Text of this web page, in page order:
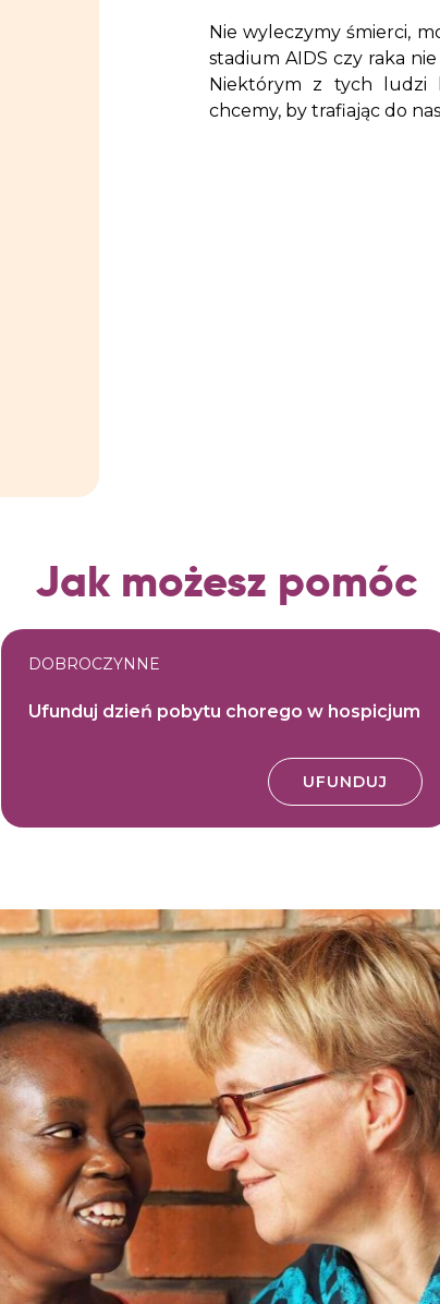
Nie wyleczymy śmierci,
stadium AIDS czy raka
Niektórym z tych ludzi
chcemy, by trafiając do
Jak możesz pomóc
DOBROCZYNNE
Ufunduj dzień pobytu chorego w hospicjum
UFUNDUJ